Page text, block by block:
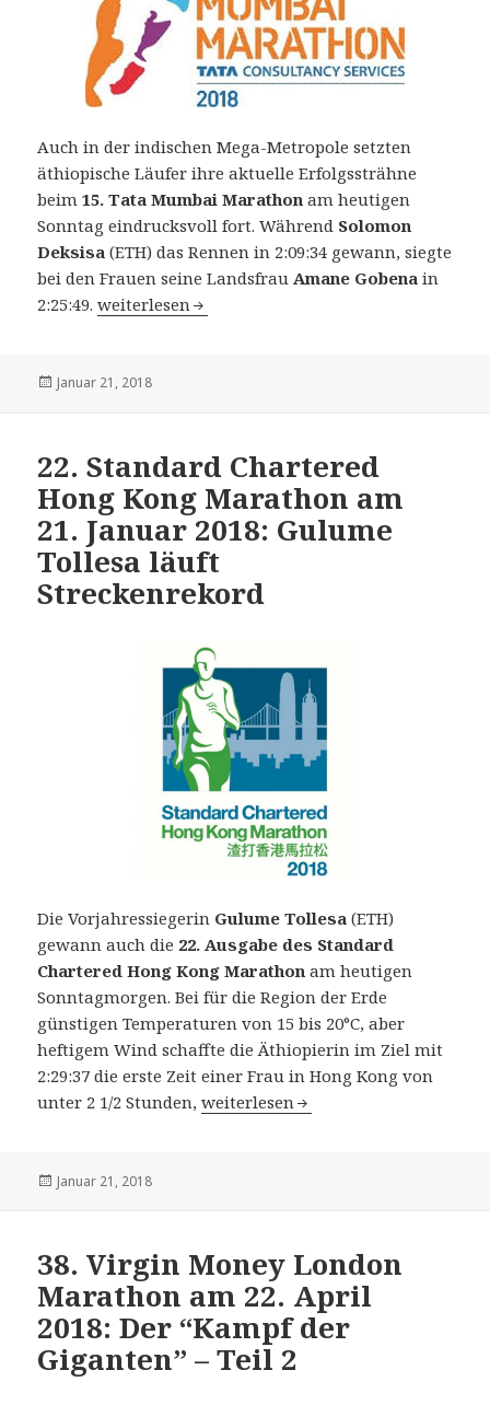
Auch in der indischen Mega-Metropole setzten
äthiopische Läufer ihre aktuelle Erfolgssträhne
beim15. Tata Mumbai Marathon am heutigen
Sonntag eindrucksvoll fort. Während Solomon
Deksisa (ETH) das Rennen in 2:09:34 gewann, siegte
bei den Frauen seine Landsfrau Amane Gobena in
2:25:49.15. Tata Mumbai Marathon am 21. Januar 2018:
weiterlesen
Veröffentlicht
Januar 21, 2018
22. Standard Chartered
Hong Kong Marathon am
21. Januar 2018: Gulume
Tollesa läuft
Streckenrekord
Die Vorjahressiegerin Gulume Tollesa (ETH)
gewann auch die 22. Ausgabe des Standard
Chartered Hong Kong Marathon am heutigen
Sonntagmorgen. Bei für die Region der Erde
günstigen Temperaturen von 15 bis 20°C, aber
heftigem Wind schaffte die Äthiopierin im Ziel mit
2:29:37 die erste Zeit einer Frau in Hong Kong von
unter 2 1/2 Stunden,22. Standard Chartered Hong Kong
weiterlesen
Veröffentlicht
Januar 21, 2018
38. Virgin Money London
Marathon am 22. April
2018: Der “Kampf der
Giganten” – Teil 2